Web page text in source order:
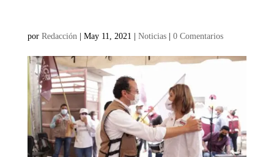
por Redacción | May 11, 2021 | Noticias| 0 Comentarios